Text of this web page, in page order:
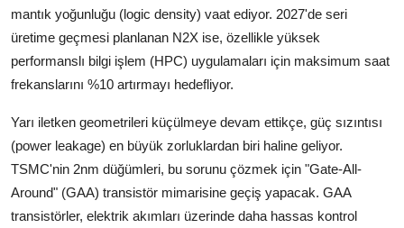
mantık yoğunluğu (logic density) vaat ediyor. 2027'de seri
üretime geçmesi planlanan N2X ise, özellikle yüksek
performanslı bilgi işlem (HPC) uygulamaları için maksimum saat
frekanslarını %10 artırmayı hedefliyor.
Yarı iletken geometrileri küçülmeye devam ettikçe, güç sızıntısı
(power leakage) en büyük zorluklardan biri haline geliyor.
TSMC'nin 2nm düğümleri, bu sorunu çözmek için "Gate-All-
Around" (GAA) transistör mimarisine geçiş yapacak. GAA
transistörler, elektrik akımları üzerinde daha hassas kontrol